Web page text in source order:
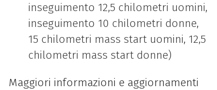
inseguimento 12,5 chilometri uomini,
inseguimento 10 chilometri donne,
15 chilometri mass start uomini, 12,5
chilometri mass start donne)
Maggiori informazioni e aggiornamenti